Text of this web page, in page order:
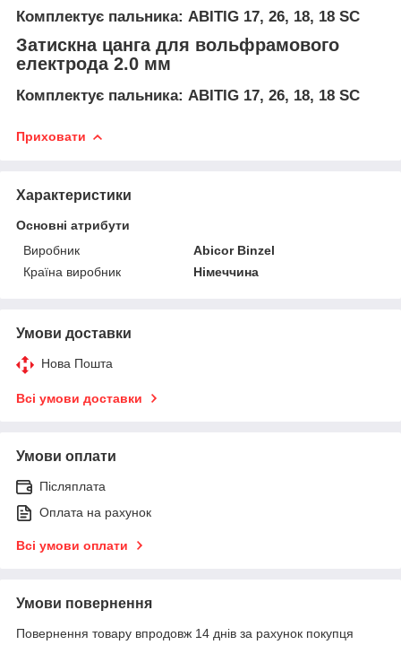
Комплектує пальника: ABITIG 17, 26, 18, 18 SC
Затискна цанга для вольфрамового
електрода 2.0 мм
Комплектує пальника: ABITIG 17, 26, 18, 18 SC
Приховати
Характеристики
Основні атрибути
Виробник
Abicor Binzel
Країна виробник
Німеччина
Умови доставки
Нова Пошта
Всі умови доставки
Умови оплати
Післяплата
Оплата на рахунок
Всі умови оплати
Умови повернення
Повернення товару впродовж 14 днів за рахунок покупця